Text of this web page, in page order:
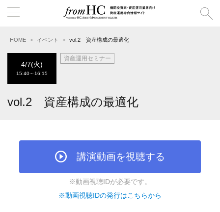
HOME イベント vol.2 資産構成の最適化
4/7(火)
15:40～16:15
資産運用セミナー
vol.2 資産構成の最適化
講演動画を視聴する
※動画視聴IDが必要です。
※動画視聴IDの発行はこちらから